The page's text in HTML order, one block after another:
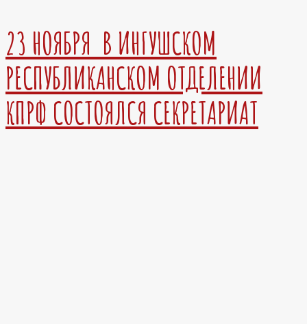
23 НОЯБРЯ В ИНГУШСКОМ
РЕСПУБЛИКАНСКОМ ОТДЕЛЕНИИ
КПРФ СОСТОЯЛСЯ СЕКРЕТАРИАТ